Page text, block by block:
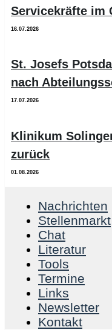
Servicekräfte im
16.07.2026
St. Josefs
nach
17.07.2026
Klinikum
zurück
01.08.2026
Nachrichten
Stellenmarkt
Chat
Literatur
Tools
Termine
Links
Newsletter
Kontakt